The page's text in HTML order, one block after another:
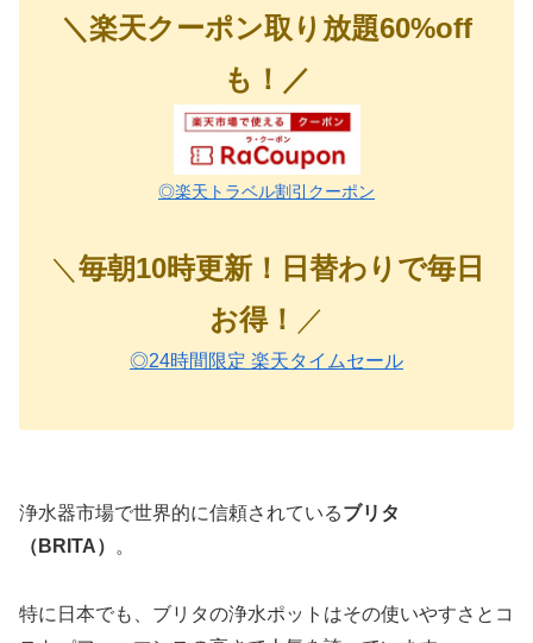
＼楽天クーポン取り放題60%off
も！／
◎楽天トラベル割引クーポン
＼ 毎朝10時更新！日替わりで毎日
お得！ ／
◎24時間限定 楽天タイムセール
浄水器市場で世界的に信頼されているブリタ
（BRITA） 。
特に日本でも、ブリタの浄水ポットはその使いやすさとコ